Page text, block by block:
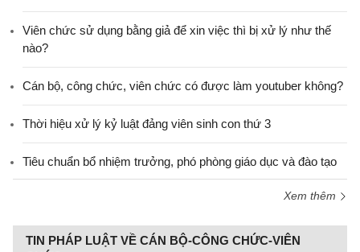
Viên chức sử dụng bằng giả để xin việc thì bị xử lý như thế
nào?
Cán bộ, công chức, viên chức có được làm youtuber không?
Thời hiệu xử lý kỷ luật đảng viên sinh con thứ 3
Tiêu chuẩn bổ nhiệm trưởng, phó phòng giáo dục và đào tạo
Xem thêm
TIN PHÁP LUẬT VỀ CÁN BỘ-CÔNG CHỨC-VIÊN